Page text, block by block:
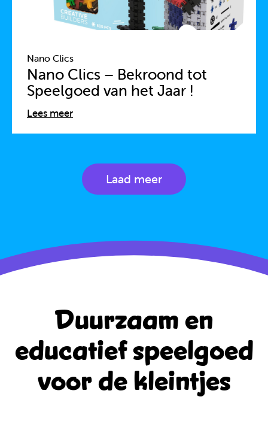
Nano Clics
Nano Clics – Bekroond tot
Speelgoed van het Jaar !
Lees meer
Laad meer
Duurzaam en
educatiefspeelgoed
voor de kleintjes